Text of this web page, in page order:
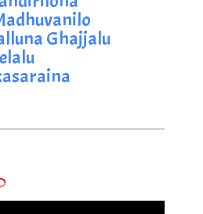
Ghajjalu